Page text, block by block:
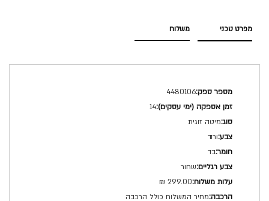
מפרט טכני
מפרט
טכני
4480106
14
מיטה זוגית
ורוד
בד
שחור
299.00 ₪
מחיר המשלוח כולל הרכבה
משלוח